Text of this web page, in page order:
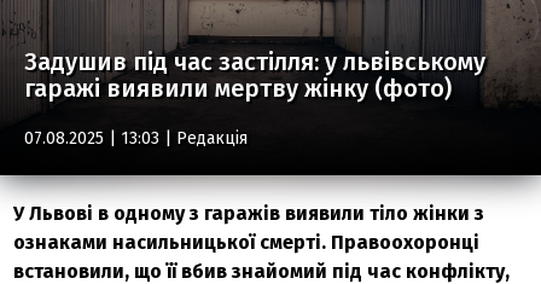
Задушив під час застілля: у львівському
гаражі виявили мертву жінку (фото)
07.08.2025 | 13:03 | Редакція
У Львові в одному з гаражів виявили тіло жінки з
ознаками насильницької смерті. Правоохоронці
встановили, що її вбив знайомий під час конфлікту,